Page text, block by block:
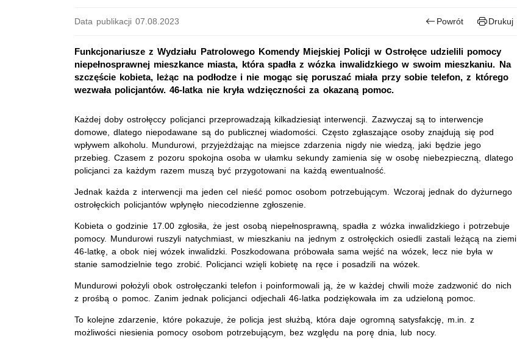
Data publikacji 07.08.2023 Powrót Drukuj
Funkcjonariusze z Wydziału Patrolowego Komendy Miejskiej Policji w Ostrołęce udzielili pomocy
niepełnosprawnej mieszkance miasta, która spadła z wózka inwalidzkiego w swoim mieszkaniu. Na
szczęście kobieta, leżąc na podłodze i nie mogąc się poruszać miała przy sobie telefon, z którego
wezwała policjantów. 46-latka nie kryła wdzięczności za okazaną pomoc.
Każdej doby ostrołęccy policjanci przeprowadzają kilkadziesiąt interwencji. Zazwyczaj są to interwencje
domowe, dlatego niepodawane są do publicznej wiadomości. Często zgłaszające osoby znajdują się pod
wpływem alkoholu. Mundurowi, przyjeżdżając na miejsce zdarzenia nigdy nie wiedzą, jaki będzie jego
przebieg. Czasem z pozoru spokojna osoba w ułamku sekundy zamienia się w osobę niebezpieczną, dlatego
policjanci za każdym razem muszą być przygotowani na każdą ewentualność.
Jednak każda z interwencji ma jeden cel nieść pomoc osobom potrzebującym. Wczoraj jednak do dyżurnego
ostrołęckich policjantów wpłynęło niecodzienne zgłoszenie.
Kobieta o godzinie 17.00 zgłosiła, że jest osobą niepełnosprawną, spadła z wózka inwalidzkiego i potrzebuje
pomocy. Mundurowi ruszyli natychmiast, w mieszkaniu na jednym z ostrołęckich osiedli zastali leżącą na ziemi
46-latkę, a obok niej wózek inwalidzki. Poszkodowana próbowała sama wejść na wózek, lecz nie była w
stanie samodzielnie tego zrobić. Policjanci wzięli kobietę na ręce i posadzili na wózek.
Mundurowi położyli obok ostrołęczanki telefon i poinformowali ją, że w każdej chwili może zadzwonić do nich
z prośbą o pomoc. Zanim jednak policjanci odjechali 46-latka podziękowała im za udzieloną pomoc.
To kolejne zdarzenie, które pokazuje, że policja jest służbą, która daje ogromną satysfakcję, m.in. z
możliwości niesienia pomocy osobom potrzebującym, bez względu na porę dnia, lub nocy.